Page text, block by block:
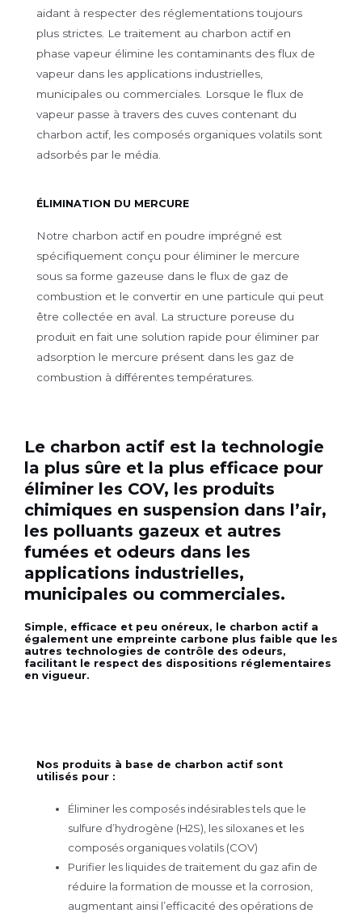
aidant à respecter des réglementations toujours
plus strictes. Le traitement au charbon actif en
phase vapeur élimine les contaminants des flux de
vapeur dans les applications industrielles,
municipales ou commerciales. Lorsque le flux de
vapeur passe à travers des cuves contenant du
charbon actif, les composés organiques volatils sont
adsorbés par le média.
ÉLIMINATION DU MERCURE
Notre charbon actif en poudre imprégné est
spécifiquement conçu pour éliminer le mercure
sous sa forme gazeuse dans le flux de gaz de
combustion et le convertir en une particule qui peut
être collectée en aval. La structure poreuse du
produit en fait une solution rapide pour éliminer par
adsorption le mercure présent dans les gaz de
combustion à différentes températures.
Le charbon actif est la technologie
la plus sûre et la plus efficace pour
éliminer les COV, les produits
chimiques en suspension dans l’air,
les polluants gazeux et autres
fumées et odeurs dans les
applications industrielles,
municipales ou commerciales.
Simple, efficace et peu onéreux, le charbon actif a
également une empreinte carbone plus faible que les
autres technologies de contrôle des odeurs,
facilitant le respect des dispositions réglementaires
en vigueur.
Nos produits à base de charbon actif sont
utilisés pour :
Éliminer les composés indésirables tels que le
sulfure d’hydrogène (H2S), les siloxanes et les
composés organiques volatils (COV)
Purifier les liquides de traitement du gaz afin de
réduire la formation de mousse et la corrosion,
augmentant ainsi l’efficacité des opérations de